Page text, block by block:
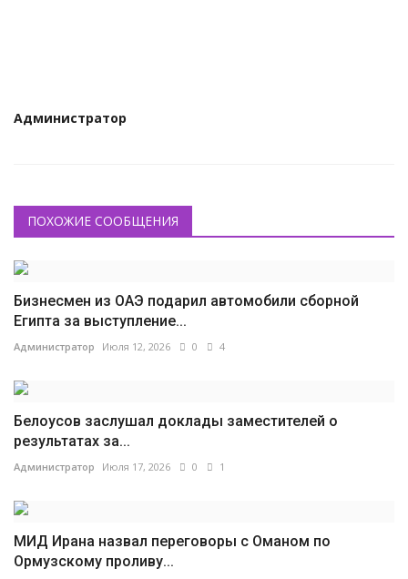
Администратор
ПОХОЖИЕ СООБЩЕНИЯ
Бизнесмен из ОАЭ подарил автомобили сборной
Египта за выступление...
Администратор Июля 12, 2026 0 4
Белоусов заслушал доклады заместителей о
результатах за...
Администратор Июля 17, 2026 0 1
МИД Ирана назвал переговоры с Оманом по
Ормузскому проливу...